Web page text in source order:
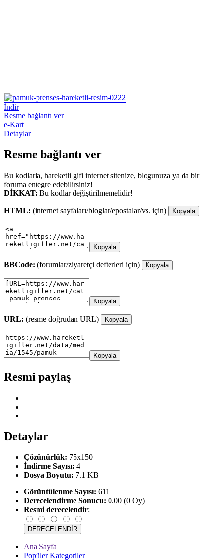
İndir
Resme bağlantı ver
e-Kart
Detaylar
Resme bağlantı ver
Bu kodlarla, hareketli gifi internet sitenize, blogunuza ya da bir
foruma entegre edebilirsiniz!
DİKKAT: Bu kodlar değiştirilmemelidir!
HTML: (internet sayfaları/bloglar/epostalar/vs. için) Kopyala
Kopyala
BBCode: (forumlar/ziyaretçi defterleri için) Kopyala
Kopyala
URL: (resme doğrudan URL) Kopyala
Kopyala
Resmi paylaş
Detaylar
Çözünürlük: 75x150
İndirme Sayısı: 4
Dosya Boyutu: 7.1 KB
Görüntülenme Sayısı: 611
Derecelendirme Sonucu: 0.00 (0 Oy)
Resmi derecelendir:
Ana Sayfa
Popüler Kategoriler